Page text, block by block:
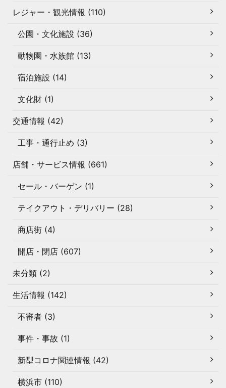
レジャー・観光情報 (110)
公園・文化施設 (36)
動物園・水族館 (13)
宿泊施設 (14)
文化財 (1)
交通情報 (42)
工事・通行止め (3)
店舗・サービス情報 (661)
セール・バーゲン (1)
テイクアウト・デリバリー (28)
商店街 (4)
開店・閉店 (607)
未分類 (2)
生活情報 (142)
不審者 (3)
事件・事故 (1)
新型コロナ関連情報 (42)
横浜市 (110)